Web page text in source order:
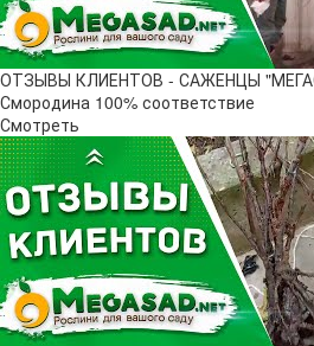
ОТЗЫВЫ КЛИЕНТОВ - САЖЕНЦЫ
Смородина 100% соответствие
Смотреть